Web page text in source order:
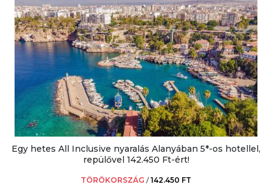
Egy hetes All Inclusive nyaralás Alanyában 5*-os hotellel,
repülővel 142.450 Ft-ért!
TÖRÖKORSZÁG /142.450 FT